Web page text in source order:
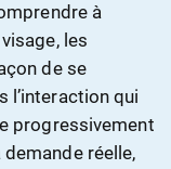
à
les
de se
l’interaction qui
progressivement
demande réelle,